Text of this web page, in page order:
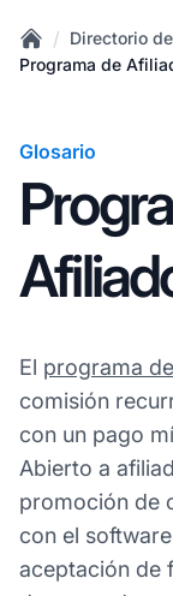
Home
/ Directorio
Programa de
Glosario
El programa
comisión
con un pago
Abierto a
promoción de
con el
aceptación de